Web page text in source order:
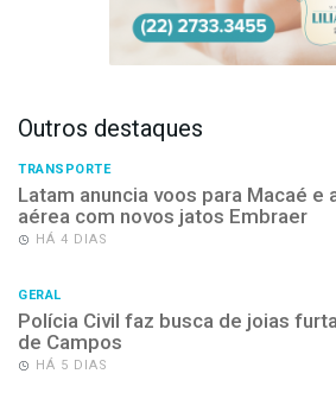
Outros destaques
TRANSPORTE
Latam anuncia voos para Macaé e
aérea com novos jatos Embraer
HÁ 4 DIAS
GERAL
Polícia Civil faz busca de joias
de Campos
HÁ 5 DIAS